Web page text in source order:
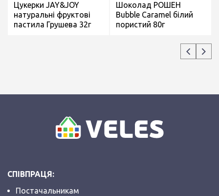
Цукерки JAY&JOY
натуральні фруктові
пастила Грушева 32г
Шоколад РОШЕН
Bubble Caramel білий
пористий 80г
СПІВПРАЦЯ:
Постачальникам